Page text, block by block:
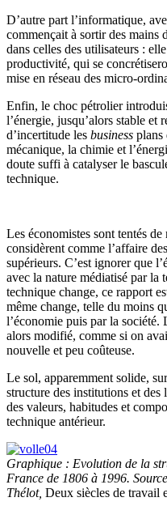
D’autre part l’informatique,
commençait à sortir des mains
dans celles des utilisateurs :
productivité, qui se
mise en réseau des micro-
Enfin, le choc pétrolier
l’énergie, jusqu’alors stable et
d’incertitude les business plans
mécanique, la chimie et
doute suffi à catalyser le
technique.
Les économistes sont tentés
considèrent comme l’affaire
supérieurs. C’est ignorer que
avec la nature médiatisé par la
technique change, ce rapport
même change, telle du moins
l’économie puis par la société.
alors modifié, comme si on
nouvelle et peu coûteuse.
Le sol, apparemment solide,
structure des institutions et des
des valeurs, habitudes et
technique antérieur.
Graphique : Evolution de la
France de 1806 à 1996.
Thélot, Deux siècles de travail